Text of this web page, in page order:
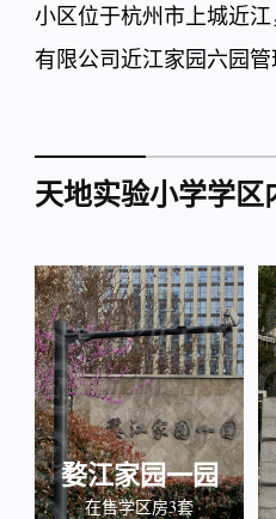
小区位于杭州市上城近
有限公司近江家园六园管
天地实验小学学区
婺江家园一园
在售学区房3套